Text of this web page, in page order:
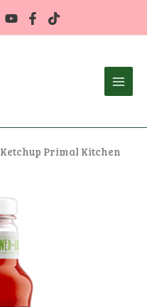
Ketchup Primal Kitchen